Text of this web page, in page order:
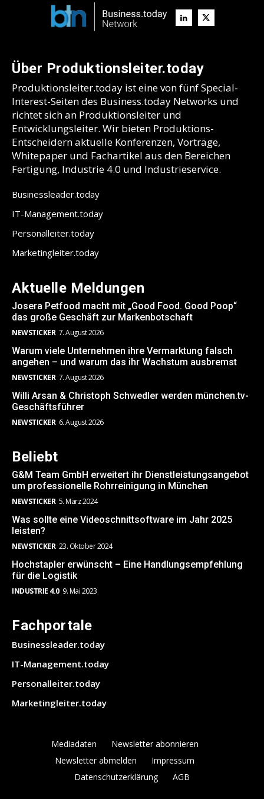
Über Produktionsleiter.today
Produktionsleiter.today ist eine von fünf Special-
Interest-Seiten des Business.today Networks und
richtet sich an Produktionsleiter und
Entwicklungsleiter. Wir bieten Produktions-
Entscheidern aktuelle Konferenzen, Vorträge,
Whitepaper und Fachartikel aus den Bereichen
Fertigung, Industrie 4.0 und Industrieservice.
Businessleader.today
IT-Management.today
Personalleiter.today
Marketingleiter.today
Aktuelle Meldungen
Josera Petfood macht mit „Good Food. Good Poop“
das große Geschäft zur Markenbotschaft
NEWSTICKER 7. August 2026
Warum viele Unternehmen ihre Vermarktung falsch
angehen – und warum das ihr Wachstum ausbremst
NEWSTICKER 7. August 2026
Willi Arsan & Christoph Schwedler werden münchen.tv-
Geschäftsführer
NEWSTICKER 6. August 2026
Beliebt
G&M Team GmbH erweitert ihr Dienstleistungsangebot
um professionelle Rohrreinigung in München
NEWSTICKER 5. März 2024
Was sollte eine Videoschnittsoftware im Jahr 2025
leisten?
NEWSTICKER 23. Oktober 2024
Hochstapler erwünscht – Eine Handlungsempfehlung
für die Logistik
INDUSTRIE 4.0 9. Mai 2023
Fachportale
Businessleader.today
IT-Management.today
Personalleiter.today
Marketingleiter.today
Mediadaten
Newsletter abonnieren
Newsletter abmelden
Impressum
Datenschutzerklärung
AGB